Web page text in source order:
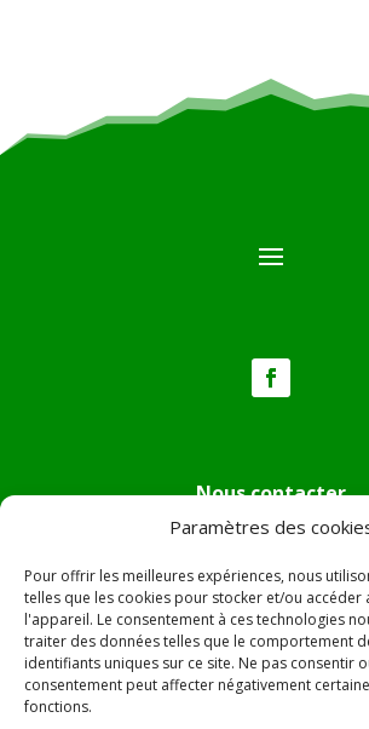
Paramètres des
Pour offrir les meilleures expériences, nous
telles que les cookies pour stocker et/ou accéder
l'appareil. Le consentement à ces technologies
traiter des données telles que le comportement
identifiants uniques sur ce site. Ne pas consentir
consentement peut affecter négativement
fonctions.
Nous contacter
Tél :04.95.36.24.02
Mail:
Adresse :Hôtel de ville de
Le village
20230 Pietra di Verde